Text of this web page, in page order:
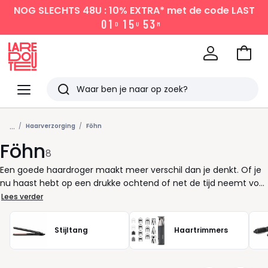
NOG SLECHTS 48U : 10% EXTRA* met de code LAST
01 D 1 5 U 53 M
Menu
Redoute
Zoeken
Laatst
bekeken
Naar
... Haarverzorging Föhn
Föhn8
Een goede haardroger maakt meer verschil dan je denkt. Of je
nu haast hebt op een drukke ochtend of net de tijd neemt voor
jezelf: met de juiste fohn krijg je moeiteloos het resultaat dat je
voor ogen hebt. Glanzend haar, volumineus of juist strak
gestyled? Alles begint met de juiste keuze. Bij La Redoute vind je
een selectie fohns die passen bij jouw tempo én stijl. Modellen
met een krachtige motor zorgen voor snel drogen, zonder dat
Lees verder
Stijltang Haartrimmers